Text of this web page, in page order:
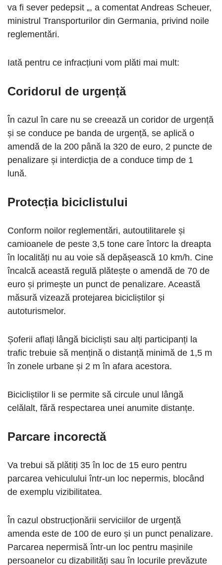
va fi sever pedepsit „, a comentat Andreas Scheuer,
ministrul Transporturilor din Germania, privind noile
reglementări.
Iată pentru ce infracțiuni vom plăti mai mult:
Coridorul de urgență
În cazul în care nu se creează un coridor de urgență
și se conduce pe banda de urgență, se aplică o
amendă de la 200 până la 320 de euro, 2 puncte de
penalizare și interdicția de a conduce timp de 1
lună.
Protecția biciclistului
Conform noilor reglementări, autoutilitarele și
camioanele de peste 3,5 tone care întorc la dreapta
în localități nu au voie să depășească 10 km/h. Cine
încalcă această regulă plătește o amendă de 70 de
euro și primește un punct de penalizare. Această
măsură vizează protejarea bicicliștilor și
autoturismelor.
Șoferii aflați lângă bicicliști sau alți participanți la
trafic trebuie să mențină o distanță minimă de 1,5 m
în zonele urbane și 2 m în afara acestora.
Bicicliștilor li se permite să circule unul lângă
celălalt, fără respectarea unei anumite distanțe.
Parcare incorectă
Va trebui să plătiți 35 în loc de 15 euro pentru
parcarea vehiculului într-un loc nepermis, blocând
de exemplu vizibilitatea.
În cazul obstrucționării serviciilor de urgență
amenda este de 100 de euro și un punct penalizare.
Parcarea nepermisă într-un loc pentru mașinile
persoanelor cu dizabilități sau în locurile prevăzute